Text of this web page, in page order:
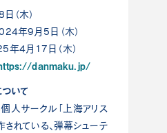
（木）
年9月5日（木）
4月17日（木）
danmaku.jp/
いて
人サークル「上海アリス
されている、弾幕シューテ